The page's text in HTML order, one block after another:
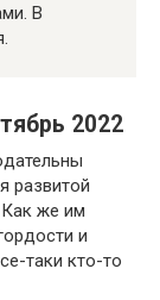
В
2022
развитой
Как же им
и
таки кто-то